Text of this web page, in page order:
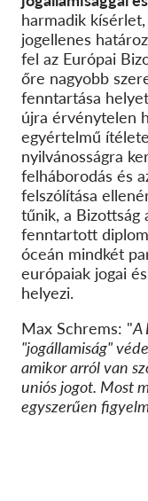
harmadik
jogellenes
fel az Európai
őre nagyobb
fenntartása
újra érvénytelen
egyértelmű
nyilvánosságra
felháborodás és
felszólítása
tűnik, a Bizottság
fenntartott
óceán mindkét
európaiak jogai
helyezi.
Max Schrems: "A
"jogállamiság"
amikor arról van
uniós jogot. Most
egyszerűen